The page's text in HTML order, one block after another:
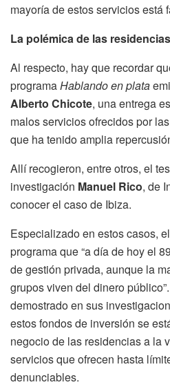
mayoría de estos servicios está
La polémica de las
Al respecto, hay que recordar
programaHablando en plata
Alberto Chicote, una entrega
malos servicios ofrecidos por
que ha tenido amplia
Allí recogieron, entre otros, el
investigación Manuel Rico, de
conocer el caso de Ibiza.
Especializado en estos casos,
programa que “a día de hoy el
de gestión privada, aunque la
grupos viven del dinero
demostrado en sus
estos fondos de inversión se
negocio de las residencias a la
servicios que ofrecen hasta
denunciables.